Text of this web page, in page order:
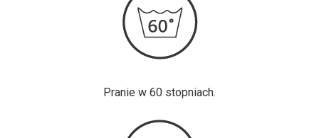
Pranie w 60 stopniach.